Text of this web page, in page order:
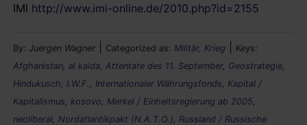
IMI http://www.imi-online.de/2010.php?id=2155
By: Juergen Wagner Categorized as: Militär, Krieg
Keys:
Afghanistan al kaida Attentate des 11. September, Geostrategie
Hindukusch
I.W.F. Internationaler Währungsfonds
Kapital /
Kapitalismus
kosovo Merkel / Einheitsregierung ab 2005
neoliberal Nordatlantikpakt (N.A.T.O.)
Russland / Russische